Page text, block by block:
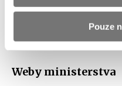
Pouze
Weby ministerstva